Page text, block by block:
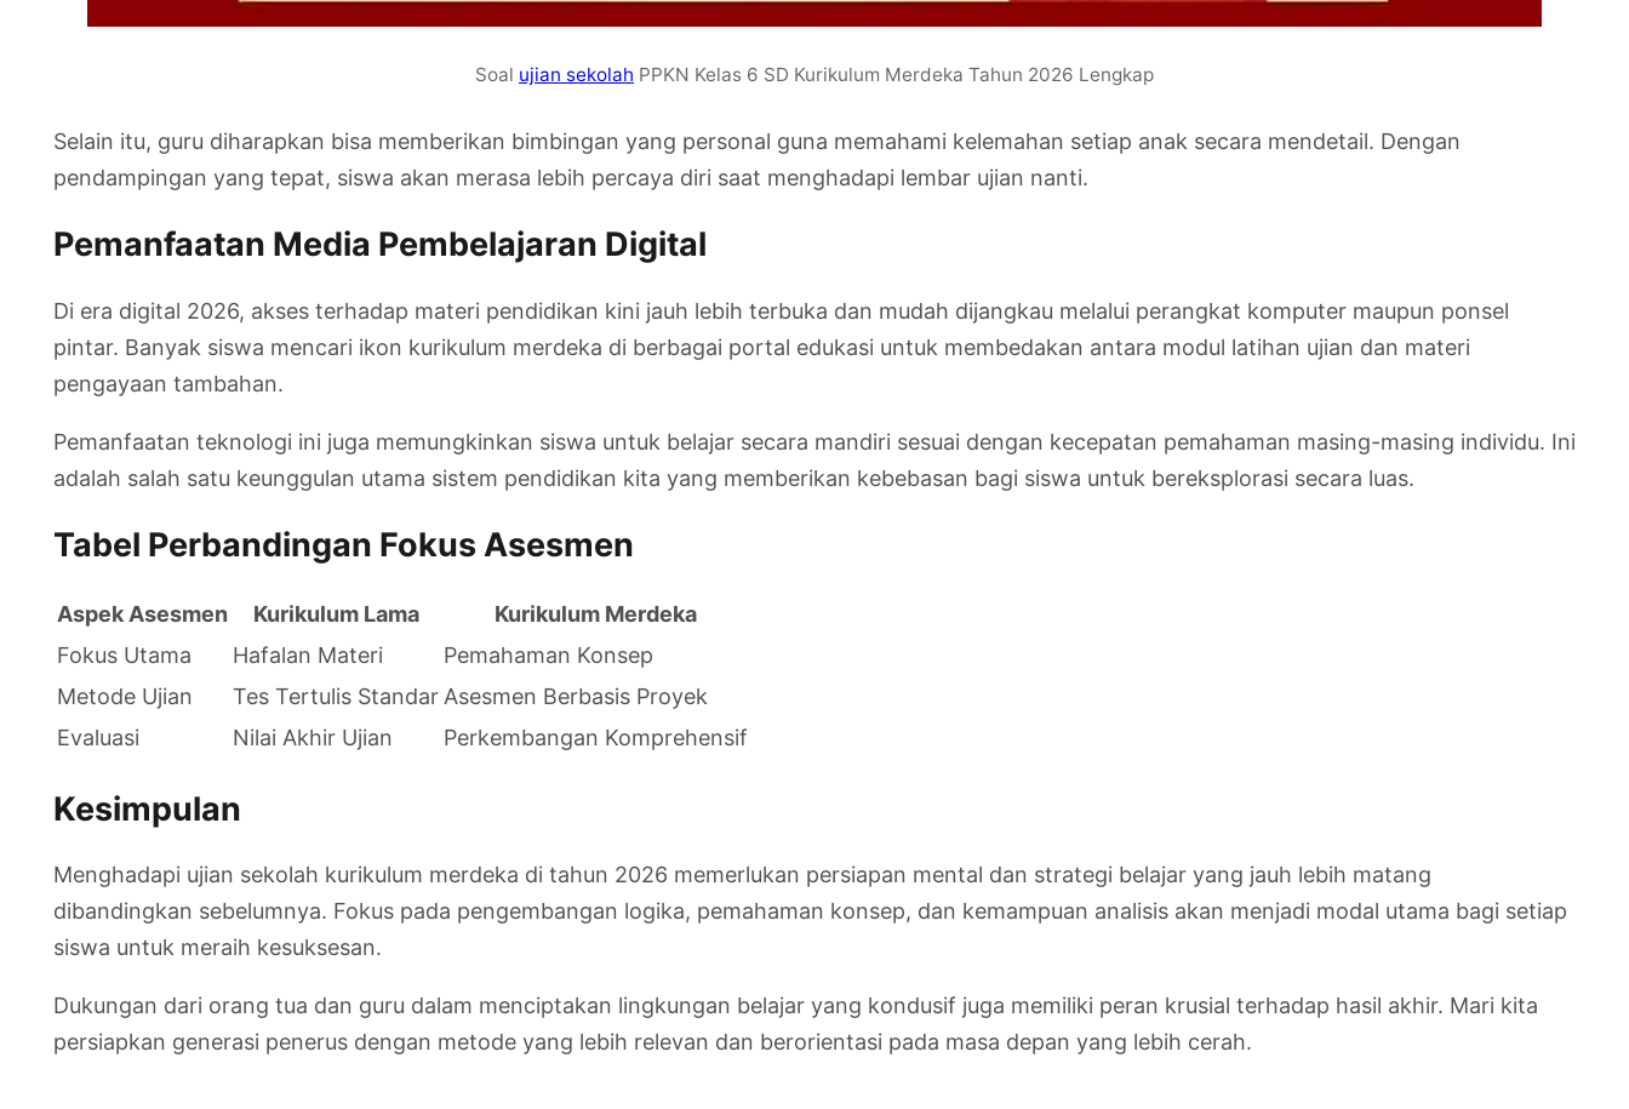
Soal ujian sekolah PPKN Kelas 6 SD Kurikulum Merdeka Tahun 2026 Lengkap
Selain itu, guru diharapkan bisa memberikan bimbingan yang personal guna memahami kelemahan setiap anak secara mendetail. Dengan
pendampingan yang tepat, siswa akan merasa lebih percaya diri saat menghadapi lembar ujian nanti.
Pemanfaatan Media Pembelajaran Digital
Di era digital 2026, akses terhadap materi pendidikan kini jauh lebih terbuka dan mudah dijangkau melalui perangkat komputer maupun ponsel
pintar. Banyak siswa mencari ikon kurikulum merdeka di berbagai portal edukasi untuk membedakan antara modul latihan ujian dan materi
pengayaan tambahan.
Pemanfaatan teknologi ini juga memungkinkan siswa untuk belajar secara mandiri sesuai dengan kecepatan pemahaman masing-masing individu. Ini
adalah salah satu keunggulan utama sistem pendidikan kita yang memberikan kebebasan bagi siswa untuk bereksplorasi secara luas.
Tabel Perbandingan Fokus Asesmen
Aspek Asesmen Kurikulum Lama
Kurikulum Merdeka
Fokus Utama
Hafalan Materi
Pemahaman Konsep
Metode Ujian
Tes Tertulis StandarAsesmen Berbasis Proyek
Evaluasi
Nilai Akhir Ujian Perkembangan Komprehensif
Kesimpulan
Menghadapi ujian sekolah kurikulum merdeka di tahun 2026 memerlukan persiapan mental dan strategi belajar yang jauh lebih matang
dibandingkan sebelumnya. Fokus pada pengembangan logika, pemahaman konsep, dan kemampuan analisis akan menjadi modal utama bagi setiap
siswa untuk meraih kesuksesan.
Dukungan dari orang tua dan guru dalam menciptakan lingkungan belajar yang kondusif juga memiliki peran krusial terhadap hasil akhir. Mari kita
persiapkan generasi penerus dengan metode yang lebih relevan dan berorientasi pada masa depan yang lebih cerah.